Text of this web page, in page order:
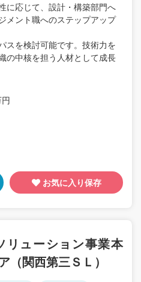
に応じて、設計・構築部門へ
メント職へのステップアップ
スを検討可能です。技術力を
の中核を担う人材として成長
お気に入り保存
リューション事業本
（関西第三ＳＬ）